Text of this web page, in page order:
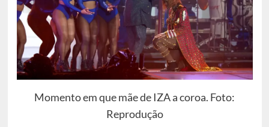
Momento em que mãe de IZA a coroa. Foto:
Reprodução